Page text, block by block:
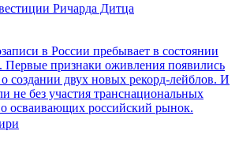
в России пребывает в состоянии
Первые признаки оживления появились
создании двух новых рекорд-лейблов. И
не без участия транснациональных
осваивающих российский рынок.